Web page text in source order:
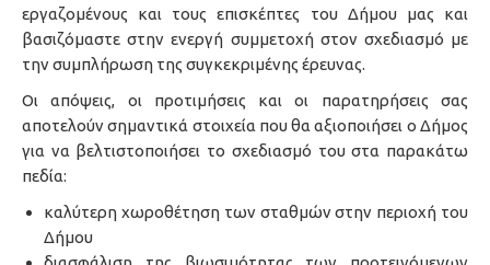
εργαζομένους και τους επισκέπτες του Δήμου μας και
βασιζόμαστε στην ενεργή συμμετοχή στον σχεδιασμό με
την συμπλήρωση της συγκεκριμένης έρευνας.
Οι απόψεις, οι προτιμήσεις και οι παρατηρήσεις σας
αποτελούν σημαντικά στοιχεία που θα αξιοποιήσει ο Δήμος
για να βελτιστοποιήσει το σχεδιασμό του στα παρακάτω
πεδία:
καλύτερη χωροθέτηση των σταθμών στην περιοχή του
Δήμου